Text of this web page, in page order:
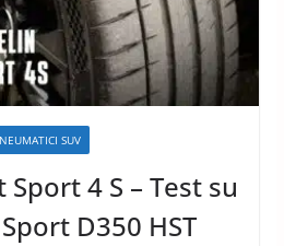
SUV
4 S – Test su
D350 HST